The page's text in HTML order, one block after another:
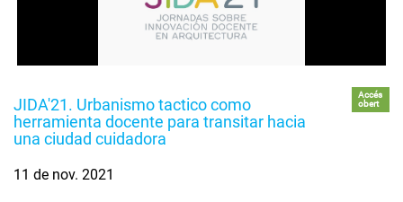
JIDA'21. Urbanismo tactico como
herramienta docente para transitar hacia
una ciudad cuidadora
Accés
obert
11 de nov. 2021